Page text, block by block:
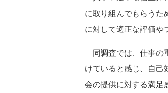
に取り組んでもらうた
に対して適正な評価や
同調査では、仕事の
けていると感じ、自己
会の提供に対する満足